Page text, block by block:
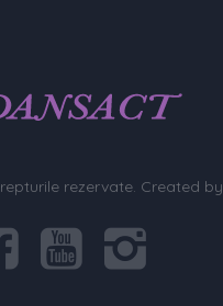
rezervate. Created by